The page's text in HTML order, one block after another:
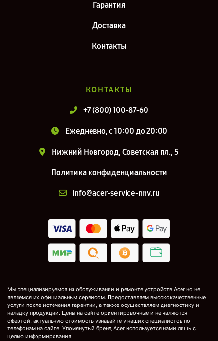
Гарантия
Доставка
Контакты
КОНТАКТЫ
+7 (800) 100-87-60
Ежедневно, с 10:00 до 20:00
Нижний Новгород, Советская пл., 5
Политика конфиденциальности
info@acer-service-nnv.ru
Мы специализируемся на обслуживании и ремонте устройств Acer но не
являемся их официальным сервисом. Предоставляем высококачественные
услуги после истечения гарантии, а также осуществляем диагностику и
наладку продукции. Цены на сайте ориентировочные и не являются
офертой, актуальную стоимость узнавайте у наших специалистов по
телефонам на сайте. Упомянутый бренд Acer используется нами лишь с
целью информирования.